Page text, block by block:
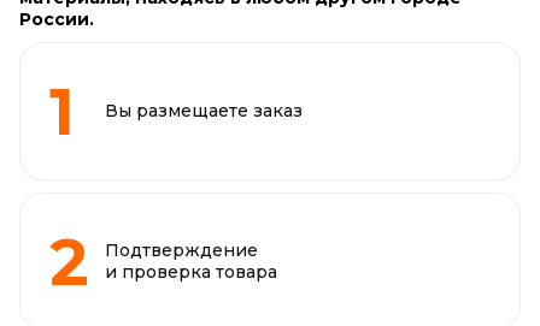
России.
Вы размещаете заказ
Подтверждение
и проверка товара